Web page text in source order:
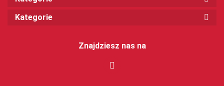
Kategorie
Znajdziesz nas na